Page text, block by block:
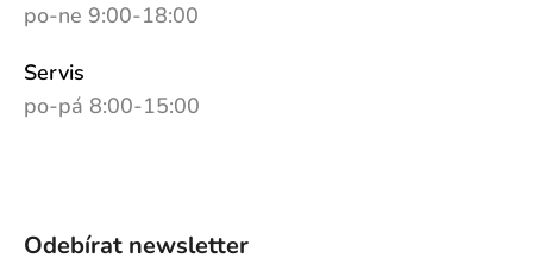
po-ne 9:00-18:00
Servis
po-pá 8:00-15:00
Odebírat newsletter